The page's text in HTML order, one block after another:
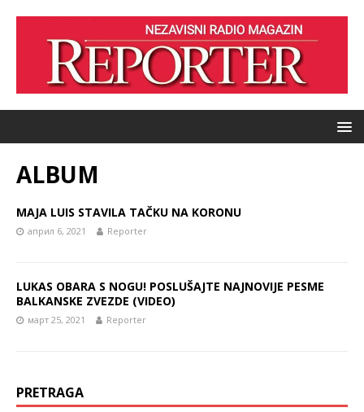
ALBUM
MAJA LUIS STAVILA TAČKU NA KORONU
април 6, 2021 Reporter
LUKAS OBARA S NOGU! POSLUŠAJTE NAJNOVIJE PESME
BALKANSKE ZVEZDE (VIDEO)
март 25, 2021 Reporter
PRETRAGA